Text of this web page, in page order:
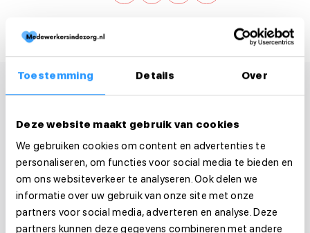
Toestemming Details Over
Deze website maakt gebruik van cookies
We gebruiken cookies om content en advertenties te
personaliseren, om functies voor social media te bieden en
om ons websiteverkeer te analyseren. Ook delen we
informatie over uw gebruik van onze site met onze
partners voor social media, adverteren en analyse. Deze
partners kunnen deze gegevens combineren met andere